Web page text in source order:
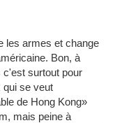
les armes et change
Bon, à
c'est surtout pour
qui se veut
de Hong Kong»
mais peine à